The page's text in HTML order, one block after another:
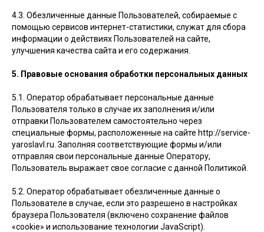
4.3. Обезличенные данные Пользователей, собираемые с
помощью сервисов интернет-статистики, служат для сбора
информации о действиях Пользователей на сайте,
улучшения качества сайта и его содержания.
5. Правовые основания обработки персональных данных
5.1. Оператор обрабатывает персональные данные
Пользователя только в случае их заполнения и/или
отправки Пользователем самостоятельно через
специальные формы, расположенные на сайте http://service-
yaroslavl.ru. Заполняя соответствующие формы и/или
отправляя свои персональные данные Оператору,
Пользователь выражает свое согласие с данной Политикой.
5.2. Оператор обрабатывает обезличенные данные о
Пользователе в случае, если это разрешено в настройках
браузера Пользователя (включено сохранение файлов
«cookie» и использование технологии JavaScript).